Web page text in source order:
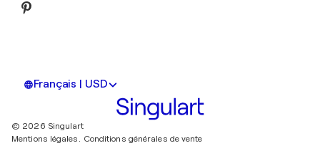
Français | USD
© 2026 Singulart
Mentions légales. Conditions générales de vente